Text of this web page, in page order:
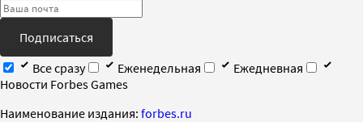
Подписаться
Все сразу
Еженедельная
Ежедневная
Новости Forbes Games
Наименование издания: forbes.ru